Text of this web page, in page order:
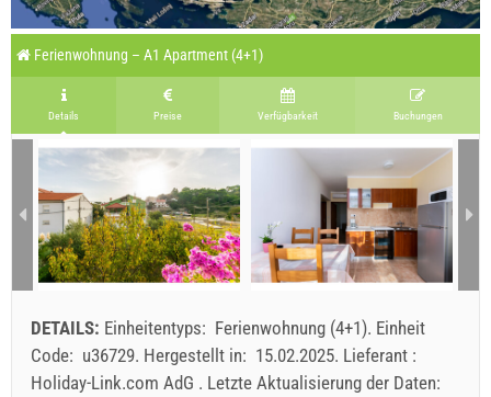
Ferienwohnung – A1 Apartment (4+1)
Details Preise Verfügbarkeit Buchungen
DETAILS: Einheitentyps: Ferienwohnung (4+1). Einheit
Code: u36729. Hergestellt in: 15.02.2025. Lieferant :
Holiday-Link.com AdG . Letzte Aktualisierung der Daten: